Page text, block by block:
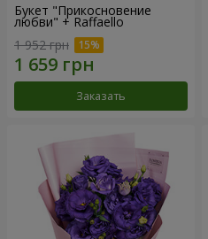
Букет "Прикосновение
любви" + Raffaello
1 952 грн
Заказать